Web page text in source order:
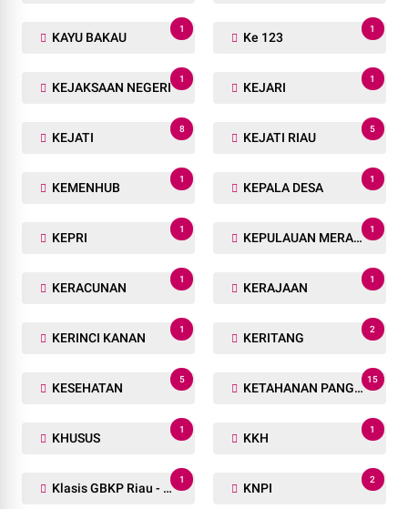
KAYU BAKAU
1
Ke 123
1
KEJAKSAAN NEGERI
1
KEJARI
1
KEJATI
8
KEJATI RIAU
5
KEMENHUB
1
KEPALA DESA
1
KEPRI
1
KEPULAUAN MERANTI
1
KERACUNAN
1
KERAJAAN
1
KERINCI KANAN
1
KERITANG
2
KESEHATAN
5
KETAHANAN PANGAN
15
KHUSUS
1
KKH
1
Klasis GBKP Riau - Sumbar.
1
KNPI
2